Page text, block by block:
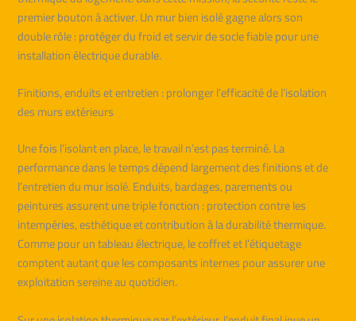
premier bouton à activer. Un mur bien isolé gagne alors son
double rôle : protéger du froid et servir de socle fiable pour une
installation électrique durable.
Finitions, enduits et entretien : prolonger l’efficacité de l’isolation
des murs extérieurs
Une fois l’isolant en place, le travail n’est pas terminé. La
performance dans le temps dépend largement des finitions et de
l’entretien du mur isolé. Enduits, bardages, parements ou
peintures assurent une triple fonction : protection contre les
intempéries, esthétique et contribution à la durabilité thermique.
Comme pour un tableau électrique, le coffret et l’étiquetage
comptent autant que les composants internes pour assurer une
exploitation sereine au quotidien.